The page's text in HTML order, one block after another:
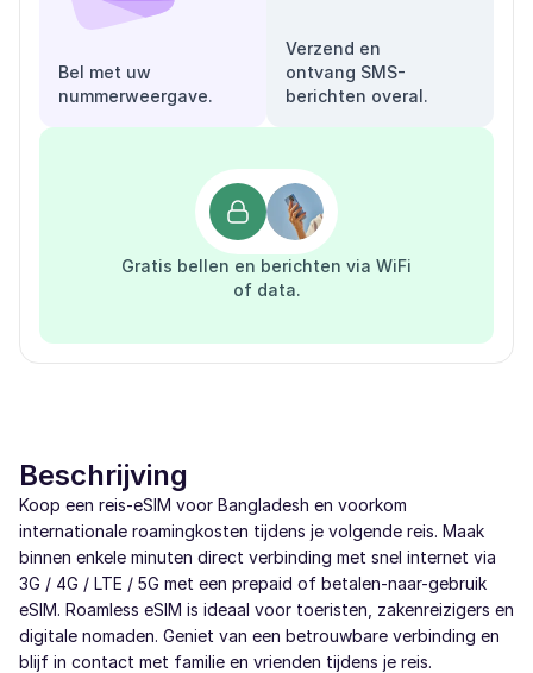
Bel met uw
nummerweergave.
Verzend en
ontvang SMS-
berichten overal.
Gratis bellen en berichten via WiFi
of data.
Beschrijving
Koop een reis-eSIM voor Bangladesh en voorkom
internationale roamingkosten tijdens je volgende reis. Maak
binnen enkele minuten direct verbinding met snel internet via
3G / 4G / LTE / 5G met een prepaid of betalen-naar-gebruik
eSIM. Roamless eSIM is ideaal voor toeristen, zakenreizigers en
digitale nomaden. Geniet van een betrouwbare verbinding en
blijf in contact met familie en vrienden tijdens je reis.